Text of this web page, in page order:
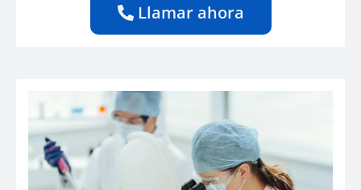
Llamar ahora